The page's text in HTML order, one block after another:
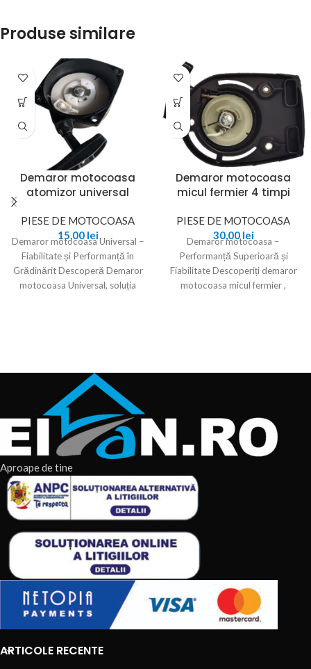
Produse similare
Demaror motocoasa
atomizor universal
PIESE DE MOTOCOASA
15,00 lei
Demaror motocoasa Universal –
Fiabilitate și Performanță în
Grădinărit Descoperă Demaror
motocoasa Universal, soluția
Demaror motocoasa
micul fermier 4 timpi
PIESE DE MOTOCOASA
30,00 lei
Demaror motocoasa –
Performanță Superioară și
Fiabilitate Descoperiți demaror
motocoasa micul fermier ,
Aproape de tine
ARTICOLE RECENTE